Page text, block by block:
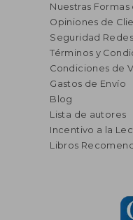
Nuestras Formas
Opiniones de
Seguridad
Términos y
Condiciones de
Gastos de Envío
Blog
Lista de autores
Incentivo a la
Libros